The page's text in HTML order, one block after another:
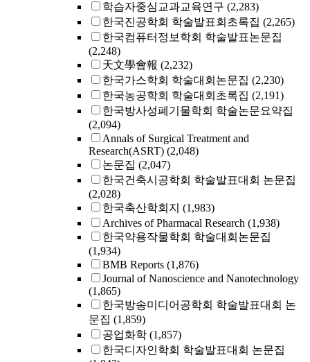
학습자중심교과교육연구 (2,283)
한국진공학회 학술발표회초록집 (2,265)
한국컴퓨터정보학회 학술발표논문집
(2,248)
天文學會報 (2,232)
한국가스학회 학술대회논문집 (2,230)
한국농공학회 학술대회초록집 (2,191)
한국방사성폐기물학회 학술논문요약집
(2,094)
Annals of Surgical Treatment and
Research(ASRT) (2,048)
논문집 (2,047)
한국건축시공학회 학술발표대회 논문집
(2,028)
한국축산학회지 (1,983)
Archives of Pharmacal Research (1,938)
한국약용작물학회 학술대회논문집
(1,934)
BMB Reports (1,876)
Journal of Nanoscience and Nanotechnology
(1,865)
한국방송미디어공학회 학술발표대회 논
문집 (1,859)
공업화학 (1,857)
한국디자인학회 학술발표대회 논문집